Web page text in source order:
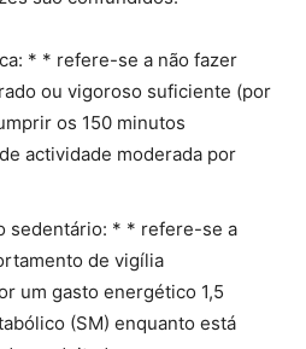
* * refere-se a não fazer
ou vigoroso suficiente (por
os 150 minutos
actividade moderada por
sedentário: * * refere-se a
de vigília
um gasto energético 1,5
(SM) enquanto está